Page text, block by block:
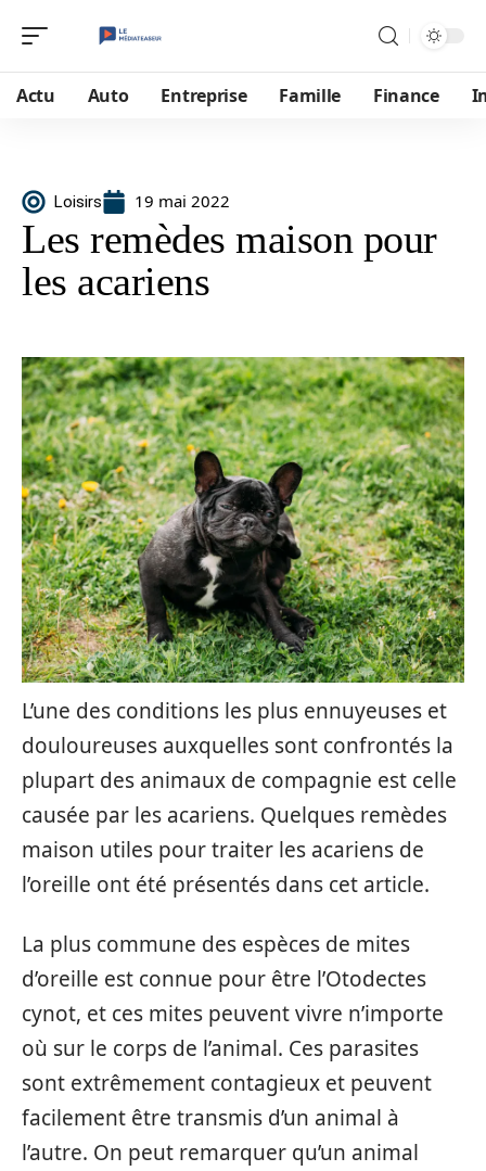
Actu Auto Entreprise Famille Finance
Loisirs 19 mai 2022
Les remèdes maison pour
les acariens
L’une des conditions les plus ennuyeuses et
douloureuses auxquelles sont confrontés la
plupart des animaux de compagnie est celle
causée par les acariens. Quelques remèdes
maison utiles pour traiter les acariens de
l’oreille ont été présentés dans cet article.
La plus commune des espèces de mites
d’oreille est connue pour être l’Otodectes
cynot, et ces mites peuvent vivre n’importe
où sur le corps de l’animal. Ces parasites
sont extrêmement contagieux et peuvent
facilement être transmis d’un animal à
l’autre. On peut remarquer qu’un animal